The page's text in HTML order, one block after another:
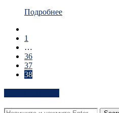
Подробнее
1
…
36
37
38